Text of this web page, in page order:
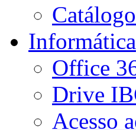
Informática
Office
Drive
Acesso